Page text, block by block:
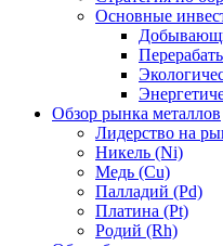
Основные
Обзор рынка металлов
Лидерство на
Никель (Ni)
Медь (Cu)
Палладий (Pd)
Платина (Pt)
Родий (Rh)